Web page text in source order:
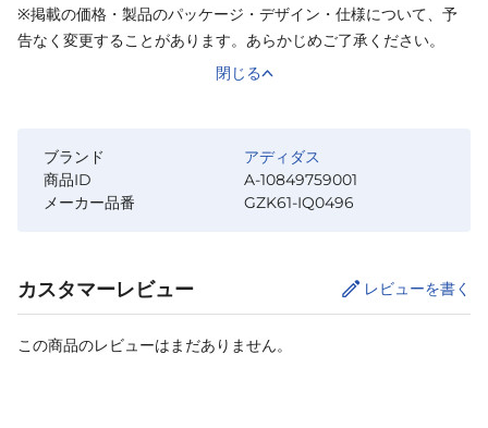
※掲載の価格・製品のパッケージ・デザイン・仕様について、予
告なく変更することがあります。あらかじめご了承ください。
閉じる
ブランド
アディダス
商品ID
A-10849759001
メーカー品番
GZK61-IQ0496
カスタマーレビュー レビューを書く
この商品のレビューはまだありません。